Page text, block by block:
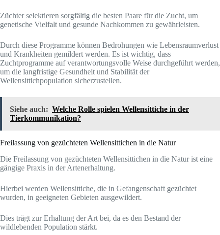
Züchter selektieren sorgfältig die besten Paare für die Zucht, um
genetische Vielfalt und gesunde Nachkommen zu gewährleisten.
Durch diese Programme können Bedrohungen wie Lebensraumverlust
und Krankheiten gemildert werden. Es ist wichtig, dass
Zuchtprogramme auf verantwortungsvolle Weise durchgeführt werden,
um die langfristige Gesundheit und Stabilität der
Wellensittichpopulation sicherzustellen.
Siehe auch: Welche Rolle spielen Wellensittiche in der
Tierkommunikation?
Freilassung von gezüchteten Wellensittichen in die Natur
Die Freilassung von gezüchteten Wellensittichen in die Natur ist eine
gängige Praxis in der Artenerhaltung.
Hierbei werden Wellensittiche, die in Gefangenschaft gezüchtet
wurden, in geeigneten Gebieten ausgewildert.
Dies trägt zur Erhaltung der Art bei, da es den Bestand der
wildlebenden Population stärkt.